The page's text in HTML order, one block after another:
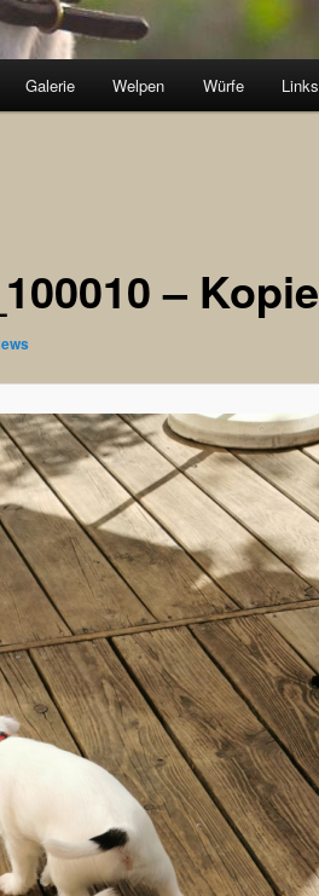
Galerie Welpen Würfe Links
– Kopie